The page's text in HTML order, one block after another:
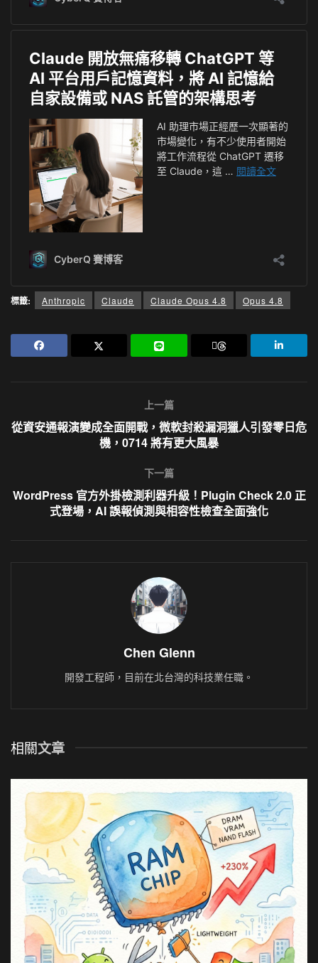
標籤: Anthropic Claude Claude Opus 4.8 Opus 4.8
上一篇
從資安通報演變成全面開戰，微軟封殺漏洞獵人引發零日危
機，0714 將有更大風暴
下一篇
WordPress 官方外掛檢測利器升級！Plugin Check 2.0 正
式登場，AI 誤報偵測與相容性檢查全面強化
Chen Glenn
開發工程師，目前在北台灣的科技業任職。
相關文章